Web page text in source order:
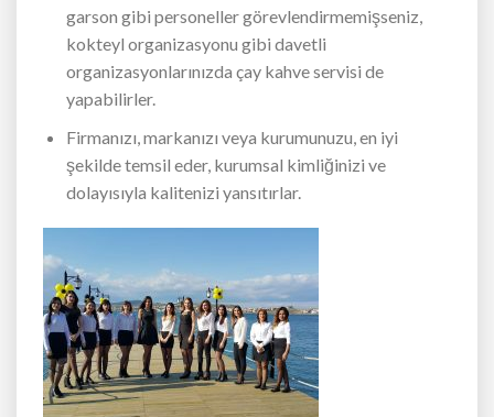
garson gibi personeller görevlendirmemişseniz,
kokteyl organizasyonu gibi davetli
organizasyonlarınızda çay kahve servisi de
yapabilirler.
Firmanızı, markanızı veya kurumunuzu, en iyi
şekilde temsil eder, kurumsal kimliğinizi ve
dolayısıyla kalitenizi yansıtırlar.